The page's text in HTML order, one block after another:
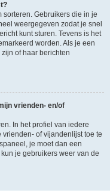
sorteren. Gebruikers die in je
weergegeven zodat je snel
kunt sturen. Tevens is het
worden. Als je een
of haar berichten
vrienden- en/of
In het profiel van iedere
of vijandenlijst toe te
je moet dan een
je gebruikers weer van de